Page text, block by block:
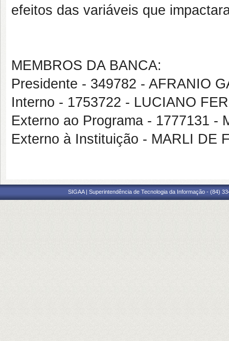
efeitos das variáveis que
MEMBROS DA BANCA:
Presidente - 349782 - AFRANIO
Interno - 1753722 - LUCIANO
Externo ao Programa - 1777131 -
Externo à Instituição - MARLI DE
SIGAA | Superintendência de Tecnologia da Informação - (84)